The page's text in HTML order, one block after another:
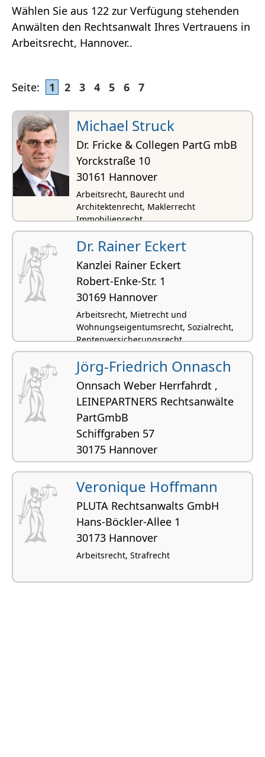
Wählen Sie aus 122 zur Verfügung stehenden
Anwälten den Rechtsanwalt Ihres Vertrauens in
Arbeitsrecht, Hannover..
Seite: 1 2 3 4 5 6 7
Michael Struck
Dr. Fricke & Collegen PartG mbB
Yorckstraße 10
30161 Hannover
Arbeitsrecht, Baurecht und
Architektenrecht, Maklerrecht
Immobilienrecht
Dr. Rainer Eckert
Kanzlei Rainer Eckert
Robert-Enke-Str. 1
30169 Hannover
Arbeitsrecht, Mietrecht und
Wohnungseigentumsrecht, Sozialrecht,
Rentenversicherungsrecht
Jörg-Friedrich Onnasch
Onnsach Weber Herrfahrdt ,
LEINEPARTNERS Rechtsanwälte
PartGmbB
Schiffgraben 57
30175 Hannover
Wehrrecht
Veronique Hoffmann
PLUTA Rechtsanwalts GmbH
Hans-Böckler-Allee 1
30173 Hannover
Arbeitsrecht, Strafrecht